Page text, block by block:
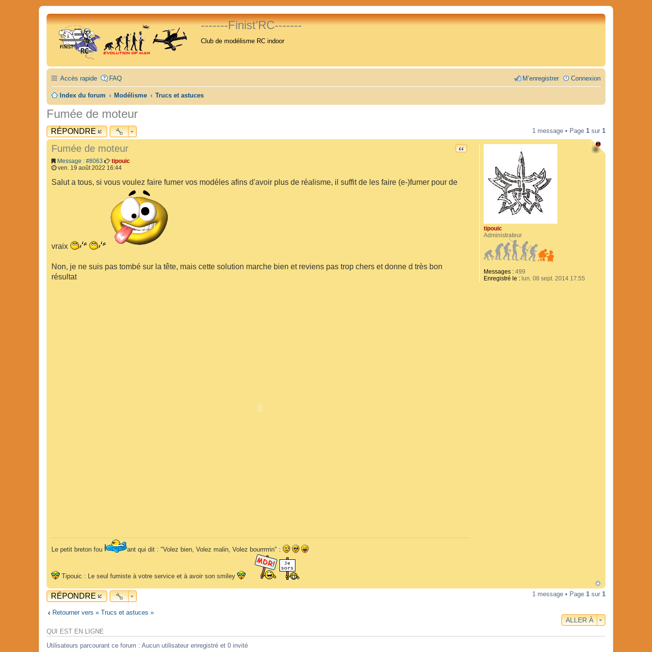
-------Finist'RC-------
Club de modélisme RC indoor
Accès rapide FAQ Connexion
M’enregistrer
Index du forum Modélisme Trucs et astuces
Fumée de moteur
RÉPONDRE 1 message • Page 1 sur 1
tipouic
Administrateur
Messages :499
Enregistré le :lun. 08 sept. 2014 17:55
Fumée de moteur CITATION
Message : #8063
tipouic
ven. 19 août 2022 16:44
Salut a tous, si vous voulez faire fumer vos modéles afins d'avoir plus de réalisme, il suffit de les faire (e-)fumer pour de
vraix
Non, je ne suis pas tombé sur la tête, mais cette solution marche bien et reviens pas trop chers et donne d très bon
résultat
Le petit breton fou ant qui dit : "Volez bien, Volez malin, Volez bourrrrrin" :
Tipouic : Le seul fumiste à votre service et à avoir son smiley
RÉPONDRE 1 message • Page 1 sur 1
Retourner vers « Trucs et astuces »
ALLER À
QUI EST EN LIGNE
Utilisateurs parcourant ce forum : Aucun utilisateur enregistré et 0 invité